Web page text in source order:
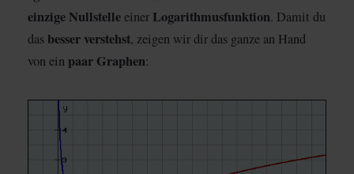
einzige Nullstelleeiner Logarithmusfunktion. Damit du
das besser verstehst, zeigen wir dir das ganze an Hand
von ein paar Graphen: